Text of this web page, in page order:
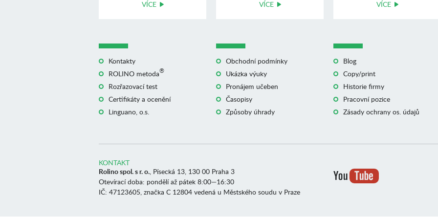
VÍCE VÍCE VÍCE
Kontakty
ROLINO metoda®
Rozřazovací test
Certifikáty a ocenění
Linguano, o.s.
Obchodní podmínky
Ukázka výuky
Pronájem učeben
Časopisy
Způsoby úhrady
Blog
Copy/print
Historie firmy
Pracovní pozice
Zásady ochrany os. údajů
KONTAKT
Rolino spol. s r. o. , Písecká 13, 130 00 Praha 3
Otevírací doba: pondělí až pátek 8:00—16:30
IČ: 47123605, značka C 12804 vedená u Městského soudu v Praze